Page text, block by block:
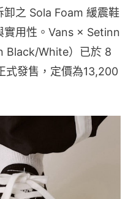
之 Sola Foam 緩震鞋
實用性。Vans × Setinn
Black/White）已於 8
式發售，定價為13,200